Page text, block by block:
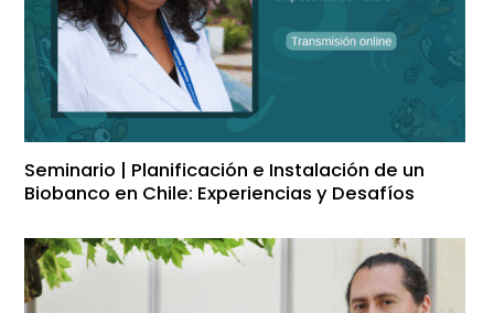
Seminario | Planificación e Instalación de un
Biobanco en Chile: Experiencias y Desafíos